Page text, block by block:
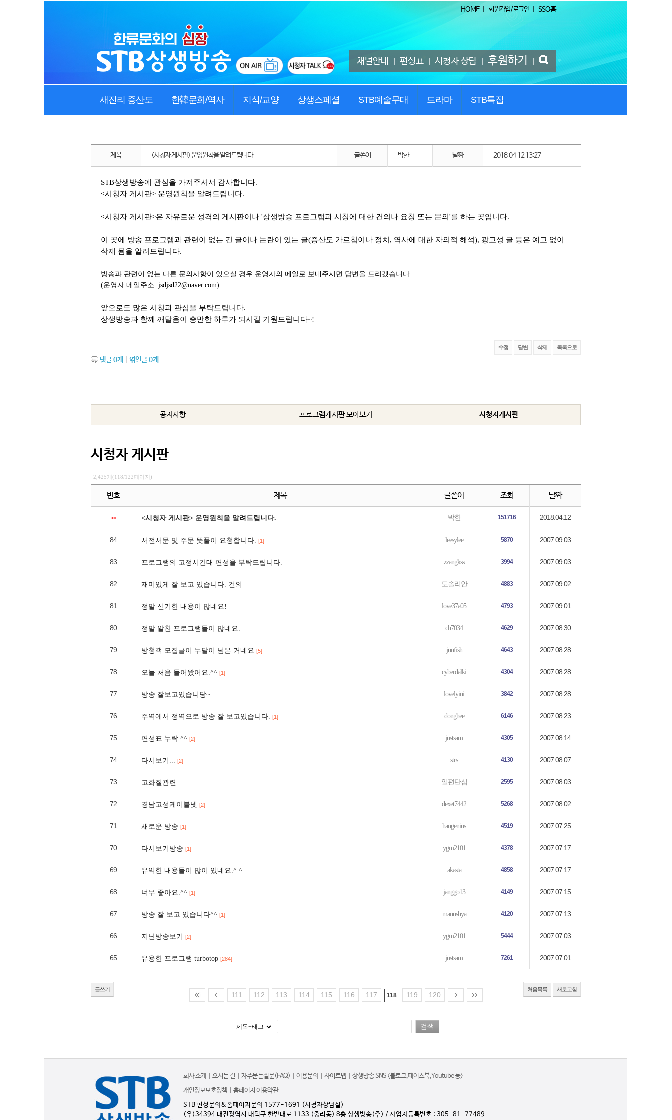
HOME| 회원가입/로그인 SSO홈
채널안내 편성표 시청자 상담 후원하기
새진리 증산도 한韓문화/역사 지식/교양 상생스페셜 STB예술무대 드라마 STB특집
제목 <시청자 게시판> 운영원칙을 알려드립니다. 글쓴이 박한 날짜 2018.04.12 13:27
STB상생방송에 관심을 가져주셔서 감사합니다.
<시청자 게시판> 운영원칙을 알려드립니다.
<시청자 게시판>은 자유로운 성격의 게시판이나 '상생방송 프로그램과 시청에 대한 건의나 요청 또는 문의'를 하는 곳입니다.
이 곳에 방송 프로그램과 관련이 없는 긴 글이나 논란이 있는 글(증산도 가르침이나 정치, 역사에 대한 자의적 해석), 광고성 글 등은 예고 없이
삭제 됨을 알려드립니다.
방송과 관련이 없는 다른 문의사항이 있으실 경우 운영자의 메일로 보내주시면 답변을 드리겠습니다.
(운영자 메일주소: jsdjsd22@naver.com)
앞으로도 많은 시청과 관심을 부탁드립니다.
상생방송과 함께 깨달음이 충만한 하루가 되시길 기원드립니다~!
수정 답변 삭제 목록으로
댓글0개 엮인글0개
공지사항 프로그램게시판 모아보기 시청자게시판
시청자 게시판
2,425개(118/122페이지)
번호 제목 글쓴이 조회 날짜
>> <시청자 게시판> 운영원칙을 알려드립니다. 박한 151716 2018.04.12
84 서전서문 및 주문 뜻풀이 요청합니다. [1] leesylee 5870 2007.09.03
83 프로그램의 고정시간대 편성을 부탁드립니다. zzangkss 3994 2007.09.03
82 재미있게 잘 보고 있습니다. 건의 도솔리안 4883 2007.09.02
81 정말 신기한 내용이 많네요! love37a05 4793 2007.09.01
80 정말 알찬 프로그램들이 많네요. ch7034 4629 2007.08.30
79 방청객 모집글이 두달이 넘은 거네요 [5] junfish 4643 2007.08.28
78 오늘 처음 들어왔어요.^^ [1] cyberdalki 4304 2007.08.28
77 방송 잘보고있습니당~ lovelyini 3842 2007.08.28
76 주역에서 정역으로 방송 잘 보고있습니다. [1] donghee 6146 2007.08.23
75 편성표 누락 ^^ [2] justsam 4305 2007.08.14
74 다시보기... [2] strs 4130 2007.08.07
73 고화질관련 일편단심 2595 2007.08.03
72 경남고성케이블넷 [2] dexet7442 5268 2007.08.02
71 새로운 방송 [1] hangenius 4519 2007.07.25
70 다시보기방송 [1] ygm2101 4378 2007.07.17
69 유익한 내용들이 많이 있네요.^ ^ akasta 4858 2007.07.17
68 너무 좋아요.^^ [1] janggo13 4149 2007.07.15
67 방송 잘 보고 있습니다^^ [1] manushya 4120 2007.07.13
66 지난방송보기 [2] ygm2101 5444 2007.07.03
65 유용한 프로그램 turbotop [284] justsam 7261 2007.07.01
글쓰기 처음목록 새로고침
111 112 113 114 115 116 117 118 119 120
회사 소개 오시는 길 자주묻는질문(FAQ) 이용문의 사이트맵
상생방송 SNS <블로그,페이스북,Youtube 등>
개인정보보호정책
홈페이지 이용약관
STB 편성문의&홈페이지문의 1577-1691 (시청자상담실)
(우)34394 대전광역시 대덕구 한밭대로 1133 (중리동) 8층 상생방송(주) / 사업자등록번호 : 305-81-77489